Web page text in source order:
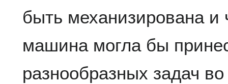
быть механизирована и
машина могла бы
разнообразных задач